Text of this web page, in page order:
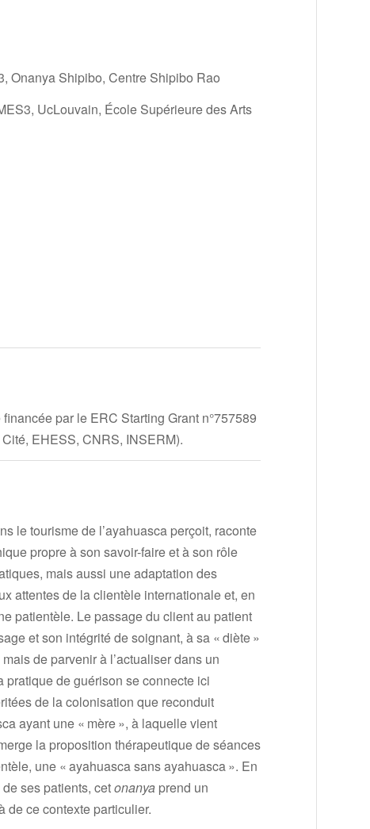
Onanya Shipibo, Centre Shipibo Rao
UcLouvain, École Supérieure des Arts
par le ERC Starting Grant n°757589
EHESS, CNRS, INSERM).
le tourisme de l’ayahuasca perçoit, raconte
propre à son savoir-faire et à son rôle
mais aussi une adaptation des
attentes de la clientèle internationale et, en
patientèle. Le passage du client au patient
et son intégrité de soignant, à sa « diète »
de parvenir à l’actualiser dans un
de guérison se connecte ici
de la colonisation que reconduit
ayant une « mère », à laquelle vient
la proposition thérapeutique de séances
une « ayahuasca sans ayahuasca ». En
ses patients, cetonanyaprend un
de ce contexte particulier.